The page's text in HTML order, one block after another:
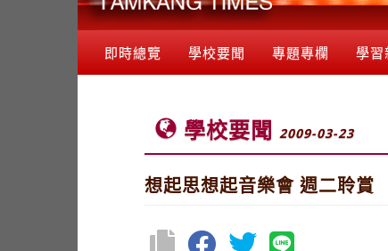
即時總覽 學校要聞 專題專欄 學習
學校要聞 2009-03-23
想起思想起音樂會 週二聆賞